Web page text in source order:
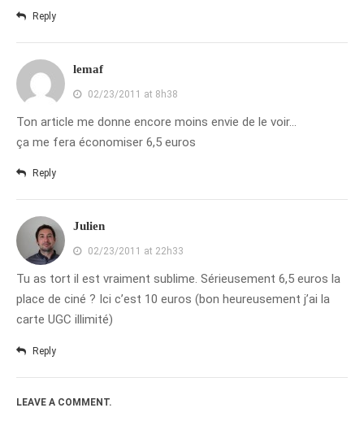
octobre 2010
juillet 2010
juin 2010
mai 2010
avril 2010
mars 2010
janvier 2010
décembre 2009
novembre 2009
septembre 2009
Reply
lemaf
02/23/2011 at 8h38
Ton article me donne encore moins envie de le voir…
ça me fera économiser 6,5 euros
Reply
Julien
02/23/2011 at 22h33
Tu as tort il est vraiment sublime. Sérieusement 6,5 euros la
place de ciné ? Ici c’est 10 euros (bon heureusement j’ai la
carte UGC illimité)
Reply
LEAVE A COMMENT.